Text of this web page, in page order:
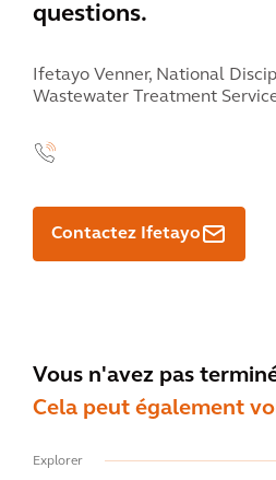
questions.
Ifetayo Venner, National
Wastewater Treatment
Contactez Ifetayo
Vous n'avez pas
Cela peut également
Explorer